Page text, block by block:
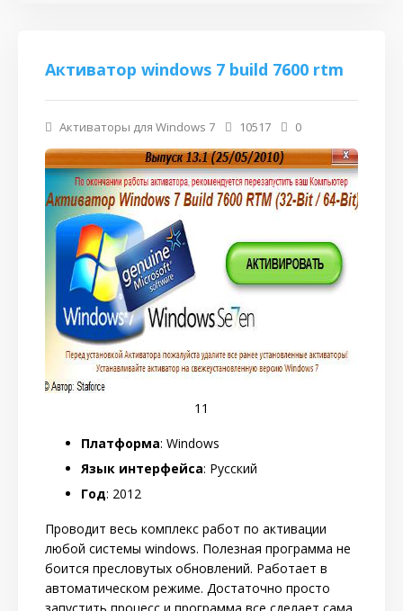
Активатор windows 7 build 7600 rtm
Активаторы для Windows 7 10517 0
11
Платформа: Windows
Язык интерфейса: Русский
Год: 2012
Проводит весь комплекс работ по активации
любой системы windows. Полезная программа не
боится пресловутых обновлений. Работает в
автоматическом режиме. Достаточно просто